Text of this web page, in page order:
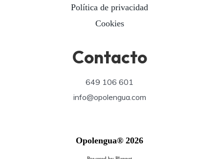
Política de privacidad
Cookies
Contacto
649 106 601
info@opolengua.com
Opolengua® 2026